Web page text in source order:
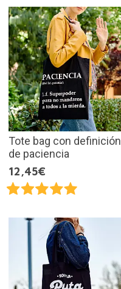
Tote bag con definición
de paciencia
12,45€